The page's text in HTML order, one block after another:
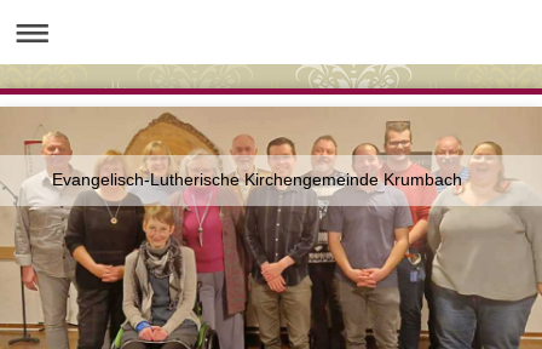
Evangelisch-Lutherische Kirchengemeinde Krumbach